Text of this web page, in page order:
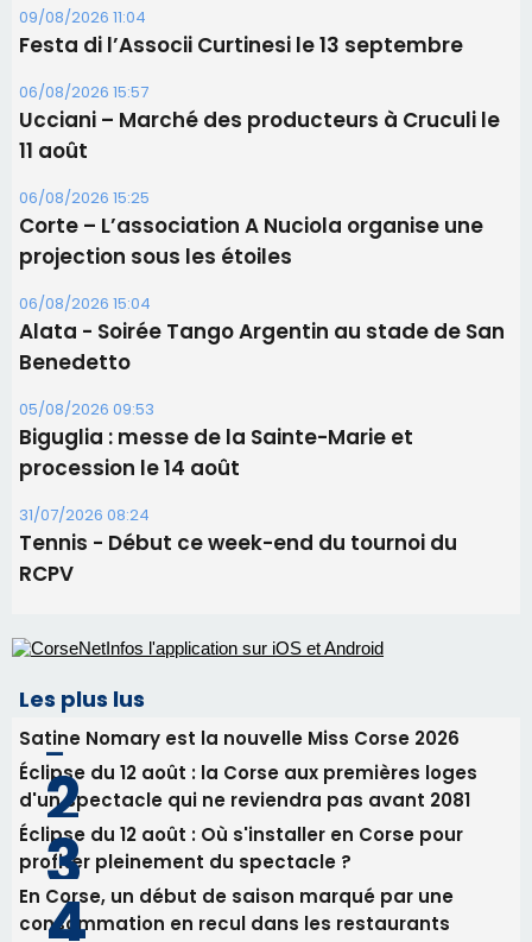
Les brèves
Festa di l’Associi Curtinesi le 13 septembre
06/08/2026 15:57
11 août
06/08/2026 15:25
projection sous les étoiles
06/08/2026 15:04
Benedetto
05/08/2026 09:53
procession le 14 août
31/07/2026 08:24
RCPV
Les plus lus
Satine Nomary est la nouvelle Miss Corse 2026
Éclipse du 12 août : la Corse aux premières loges
d'un spectacle qui ne reviendra pas avant 2081
Éclipse du 12 août : Où s'installer en Corse pour
profiter pleinement du spectacle ?